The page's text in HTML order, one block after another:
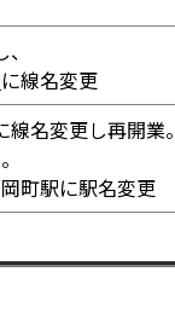
に線名変更
線名変更し再開業。
町駅に駅名変更